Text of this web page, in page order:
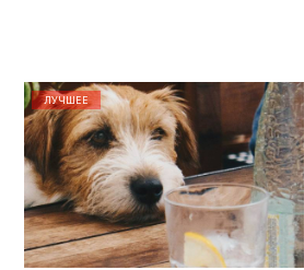
ЛУЧШЕЕ